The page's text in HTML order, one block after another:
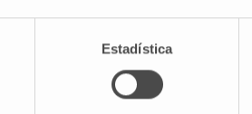
Estadística